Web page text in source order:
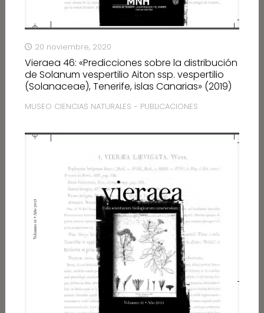
20 noviembre, 2020
Vieraea 46: «Predicciones sobre la distribución
de Solanum vespertilio Aiton ssp. vespertilio
(Solanaceae), Tenerife, islas Canarias» (2019)
MUSEO CIENCIAS NATURALES - PUBLICACIONES